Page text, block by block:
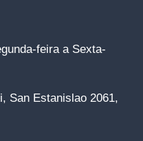
feira a Sexta-
San Estanislao 2061,